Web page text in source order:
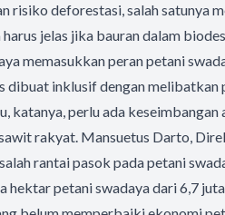
risiko deforestasi, salah satunya
jelas jika bauran dalam
memasukkan peran petani
dibuat inklusif dengan
katanya, perlu ada
rakyat. Mansuetus Darto,
rantai pasok pada petani
hektar petani swadaya dari 6,7